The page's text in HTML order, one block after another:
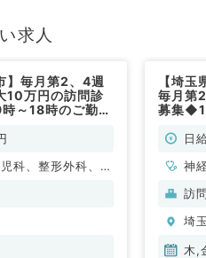
求人
】毎月第2、4週
10万円の訪問診
～18時のご勤務
科、整形外科、脳
器外科、心臓血管
科、麻酔科、緩和
科、循環器内科、
【埼
毎月第
募集◆1
で訪
勤）
日
神
外
科
科
訪
埼
木,